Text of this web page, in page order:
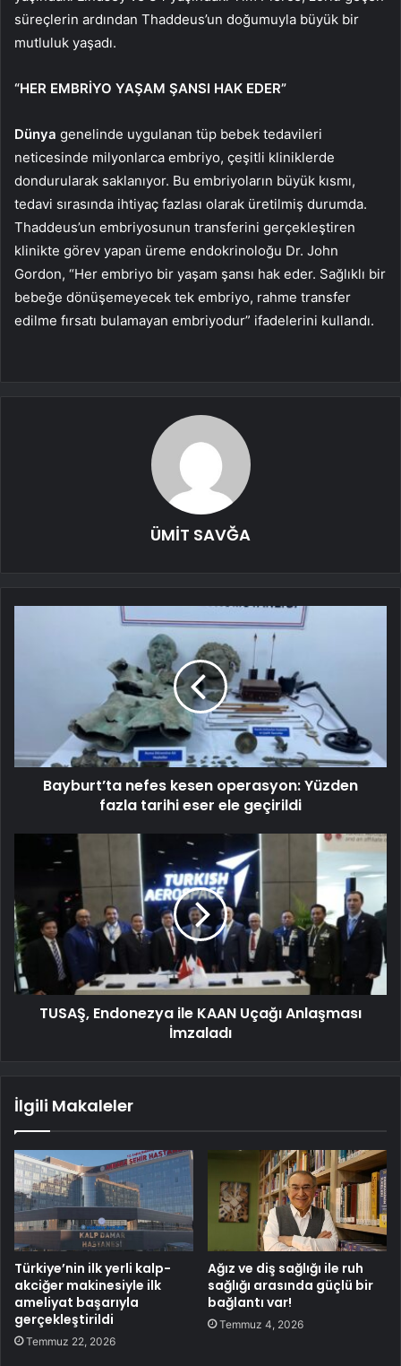
süreçlerin ardından Thaddeus’un doğumuyla büyük bir
mutluluk yaşadı.
“HER EMBRİYO YAŞAM ŞANSI HAK EDER”
Dünya genelinde uygulanan tüp bebek tedavileri
neticesinde milyonlarca embriyo, çeşitli kliniklerde
dondurularak saklanıyor. Bu embriyoların büyük kısmı,
tedavi sırasında ihtiyaç fazlası olarak üretilmiş durumda.
Thaddeus’un embriyosunun transferini gerçekleştiren
klinikte görev yapan üreme endokrinoloğu Dr. John
Gordon, “Her embriyo bir yaşam şansı hak eder. Sağlıklı bir
bebeğe dönüşemeyecek tek embriyo, rahme transfer
edilme fırsatı bulamayan embriyodur” ifadelerini kullandı.
ÜMİT SAVĞA
Bayburt’ta nefes kesen operasyon: Yüzden
fazla tarihi eser ele geçirildi
TUSAŞ, Endonezya ile KAAN Uçağı Anlaşması
İmzaladı
İlgili Makaleler
Türkiye’nin ilk yerli kalp-
akciğer makinesiyle ilk
ameliyat başarıyla
gerçekleştirildi
Temmuz 22, 2026
Ağız ve diş sağlığı ile ruh
sağlığı arasında güçlü bir
bağlantı var!
Temmuz 4, 2026